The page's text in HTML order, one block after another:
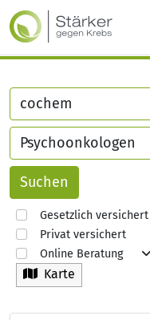
Gesetzlich versichert
Privat versichert
Online Beratung
Karte